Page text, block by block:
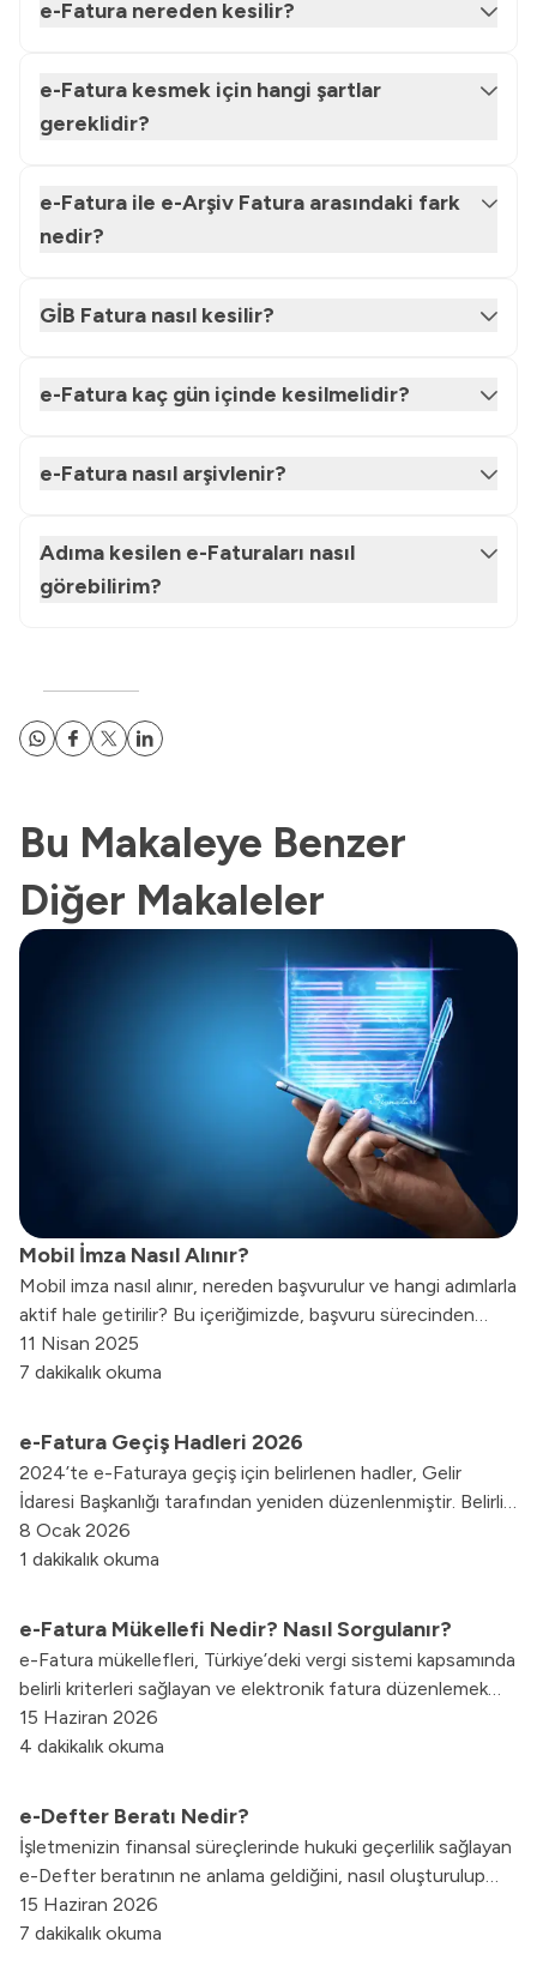
e-Fatura nereden kesilir?
e-Fatura kesmek için hangi şartlar
gereklidir?
e-Fatura ile e-Arşiv Fatura arasındaki fark
nedir?
GİB Fatura nasıl kesilir?
e-Fatura kaç gün içinde kesilmelidir?
e-Fatura nasıl arşivlenir?
Adıma kesilen e-Faturaları nasıl
görebilirim?
Bu Makaleye Benzer
Diğer Makaleler
Mobil İmza Nasıl Alınır?
Mobil imza nasıl alınır, nereden başvurulur ve hangi adımlarla
aktif hale getirilir? Bu içeriğimizde, başvuru sürecinden
aktivasyona, kullanım alanlarından sunduğu avantajlara
kadar tüm detayları adım adım ele alacağız.
11 Nisan 2025
7 dakikalık okuma
e-Fatura Geçiş Hadleri 2026
2024’te e-Faturaya geçiş için belirlenen hadler, Gelir
İdaresi Başkanlığı tarafından yeniden düzenlenmiştir. Belirli
bir ciroyu aşan işletmeler, e-Faturaya dahil olmak
zorundadır.
8 Ocak 2026
1 dakikalık okuma
e-Fatura Mükellefi Nedir? Nasıl Sorgulanır?
e-Fatura mükellefleri, Türkiye’deki vergi sistemi kapsamında
belirli kriterleri sağlayan ve elektronik fatura düzenlemek
zorunda olan kurum ve kişilerdir.
15 Haziran 2026
4 dakikalık okuma
e-Defter Beratı Nedir?
İşletmenizin finansal süreçlerinde hukuki geçerlilik sağlayan
e-Defter beratının ne anlama geldiğini, nasıl oluşturulup
gönderildiğini ve güncel yasal yükleme sürelerini tüm
detaylarıyla keşfedin.
15 Haziran 2026
7 dakikalık okuma